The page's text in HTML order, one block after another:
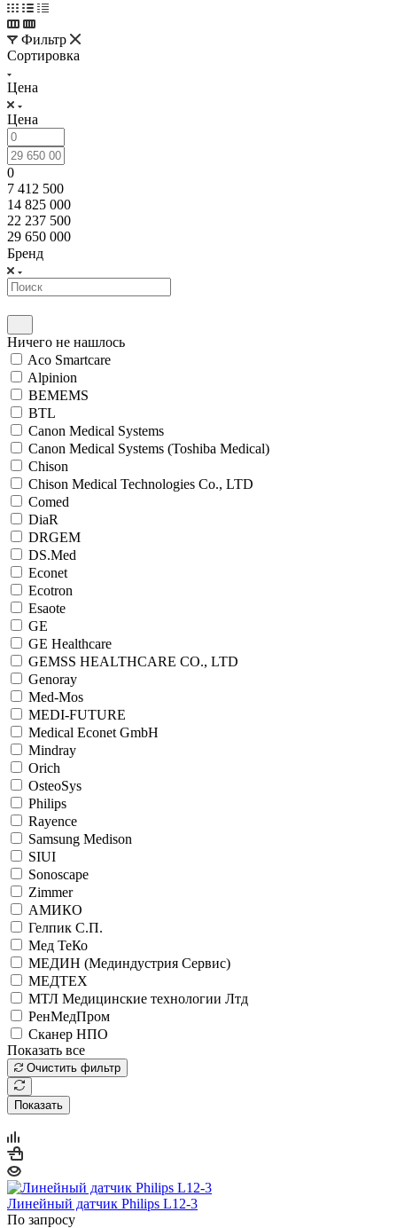
Фильтр
Сортировка
Цена
Цена
0
7 412 500
14 825 000
22 237 500
29 650 000
Бренд
Ничего не нашлось
Aco Smartcare
Alpinion
BEMEMS
BTL
Canon Medical Systems
Canon Medical Systems (Toshiba Medical)
Chison
Chison Medical Technologies Co., LTD
Comed
DiaR
DRGEM
DS.Med
Econet
Ecotron
Esaote
GE
GE Healthcare
GEMSS HEALTHCARE CO., LTD
Genoray
Med-Mos
MEDI-FUTURE
Medical Econet GmbH
Mindray
Orich
OsteoSys
Philips
Rayence
Samsung Medison
SIUI
Sonoscape
Zimmer
АМИКО
Гелпик С.П.
Мед ТеКо
МЕДИН (Мединдустрия Сервис)
МЕДТЕХ
МТЛ Медицинские технологии Лтд
РенМедПром
Сканер НПО
Показать все
Очистить фильтр
Показать
Линейный датчик Philips L12-3
По запросу